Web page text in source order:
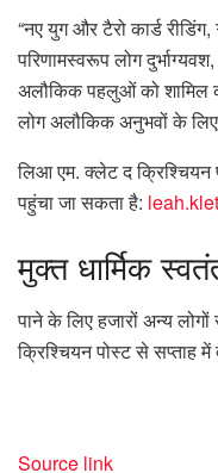
“नए युग और टैरो कार्ड
परिणामस्वरूप लोग
अलौकिक पहलुओं को शामिल
लोग अलौकिक अनुभवों के
लिआ एम. क्लेट द क्रिश्चियन
पहुंचा जा सकता है:
मुक्तधार्मिक
पाने के लिए हजारों अन्य
क्रिश्चियन पोस्ट से सप्ताह में
Source link